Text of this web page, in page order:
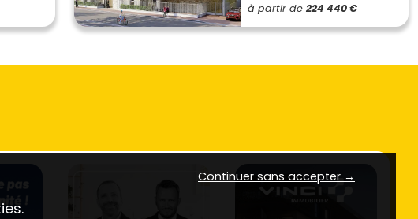
à partir de 224 440 €
Continuer sans accepter →